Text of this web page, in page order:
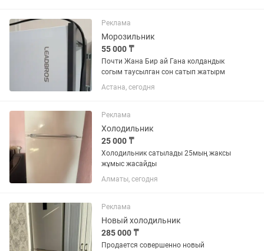
Реклама
Морозильник
55 000 ₸
Почти Жана Бир ай Гана колдандык
согым таусылган сон сатып жатырм
Астана, сегодня
Реклама
Холодильник
25 000 ₸
Холодильник сатылады 25мың жаксы
жұмыс жасайды
Алматы, сегодня
Реклама
Новый холодильник
285 000 ₸
Продается совершенно новый